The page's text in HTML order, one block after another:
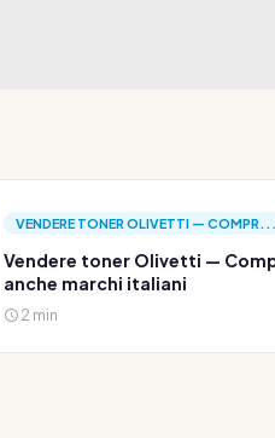
VENDERE TONER OLIVETTI — COMPR...
Vendere toner Olivetti —
anche marchi italiani
2 min